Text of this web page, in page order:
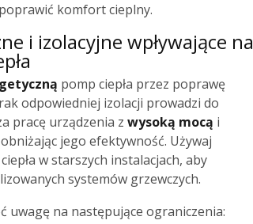
komfort cieplny.
i izolacyjne wpływające na
pomp ciepła przez poprawę
odpowiedniej izolacji prowadzi do
pracę urządzenia z wysoką mocą i
jego efektywność. Używaj
w starszych instalacjach, aby
systemów grzewczych.
uwagę na następujące ograniczenia: